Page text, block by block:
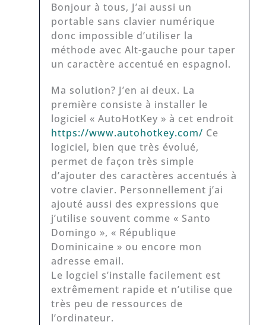
Bonjour à tous, J’ai aussi un
portable sans clavier numérique
donc impossible d’utiliser la
méthode avec Alt-gauche pour taper
un caractère accentué en espagnol.
Ma solution? J’en ai deux. La
première consiste à installer le
logiciel « AutoHotKey » à cet endroit
https://www.autohotkey.com/ Ce
logiciel, bien que très évolué,
permet de façon très simple
d’ajouter des caractères accentués à
votre clavier. Personnellement j’ai
ajouté aussi des expressions que
j’utilise souvent comme « Santo
Domingo », « République
Dominicaine » ou encore mon
adresse email.
Le logciel s’installe facilement est
extrêmement rapide et n’utilise que
très peu de ressources de
l’ordinateur.